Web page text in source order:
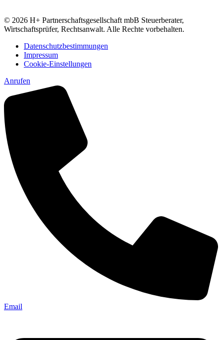
© 2026 H+ Partnerschaftsgesellschaft mbB Steuerberater,
Wirtschaftsprüfer, Rechtsanwalt. Alle Rechte vorbehalten.
Datenschutzbestimmungen
Impressum
Cookie-Einstellungen
Anrufen
Email